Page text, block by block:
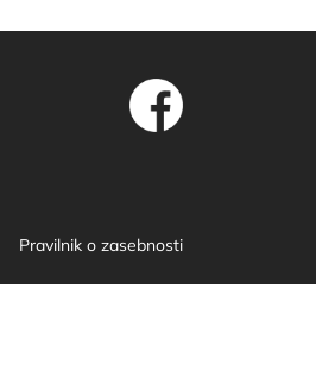
Pravilnik o zasebnosti